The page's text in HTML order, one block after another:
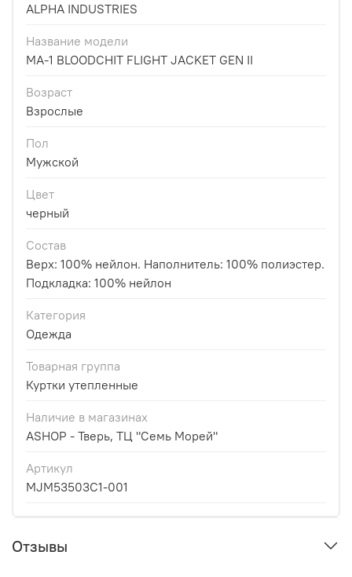
ALPHA INDUSTRIES
Название модели
MA-1 BLOODCHIT FLIGHT JACKET GEN II
Возраст
Взрослые
Пол
Мужской
Цвет
черный
Состав
Верх: 100% нейлон. Наполнитель: 100% полиэстер.
Подкладка: 100% нейлон
Категория
Одежда
Товарная группа
Куртки утепленные
Наличие в магазинах
ASHOP - Тверь, ТЦ "Семь Морей"
Артикул
MJM53503C1-001
Отзывы